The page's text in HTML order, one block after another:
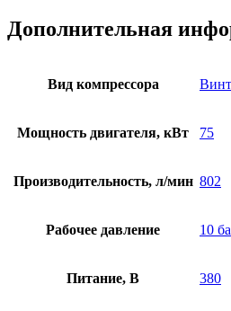
Дополнительная
Вид компрессора
Мощность двигателя, кВт 75
Производительность, л/мин 802
Рабочее давление 10
Питание, В 380